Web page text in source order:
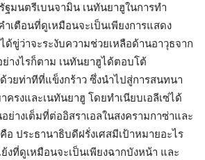
มนตรีเบนจามิน เนทันยาฮูในการทำ
เตือนที่ดูเหมือนจะเป็นเพียงการแสดง
ด้ขู่ว่าจะระงับความช่วยเหลือด้านอาวุธจาก
างไรก็ตาม เนทันยาฮูได้ตอบโต้
วยท่าทีที่แข็งกร้าว ซึ่งนำไปสู่การสนทนา
ครงและเนทันยาฮู โดยทำเนียบเอลีเซ่ได้
ย่างเต็มที่ต่ออิสราเอลในสงครามกาซ่าและ
อ ประธานาธิบดีฝรั่งเศสมีเป้าหมายอะไร
งที่ดูเหมือนจะเป็นเพียงฉากบังหน้า และ